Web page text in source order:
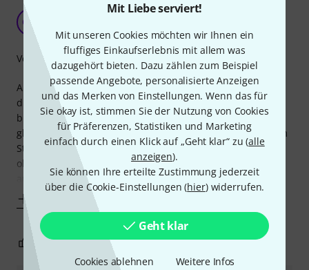
Mit Liebe serviert!
Mit unseren Cookies möchten wir Ihnen ein
fluffiges Einkaufserlebnis mit allem was
dazugehört bieten. Dazu zählen zum Beispiel
passende Angebote, personalisierte Anzeigen
und das Merken von Einstellungen. Wenn das für
Sie okay ist, stimmen Sie der Nutzung von Cookies
für Präferenzen, Statistiken und Marketing
einfach durch einen Klick auf „Geht klar“ zu (alle
anzeigen).
Sie können Ihre erteilte Zustimmung jederzeit
über die Cookie-Einstellungen (hier) widerrufen.
Geht klar
Cookies ablehnen Weitere Infos
OW Wirklich gute Verlegeeigenschaften
Ole W 10.01.2017
Als das Kabel ankam...Ohman.... Das ist aber ganz schön
dick und starr. Aber dennhoch lässt sich das Kabel so
biegen, wie man es gebrauchen kann, ohne, dass es sich
gleich wieder aufwickelt. Perfekt! Auch der Bruchschutz am
Stecker für die Platiköse ist viel wert. Als ich das alte Kabel
ohne Bruchschutz rausgezogen habe, ist gleich eine Öse
ausgebrochen, weil sich das
Mehr anzeigen
Verarbeitung
0 BEWERTUNG MELDEN